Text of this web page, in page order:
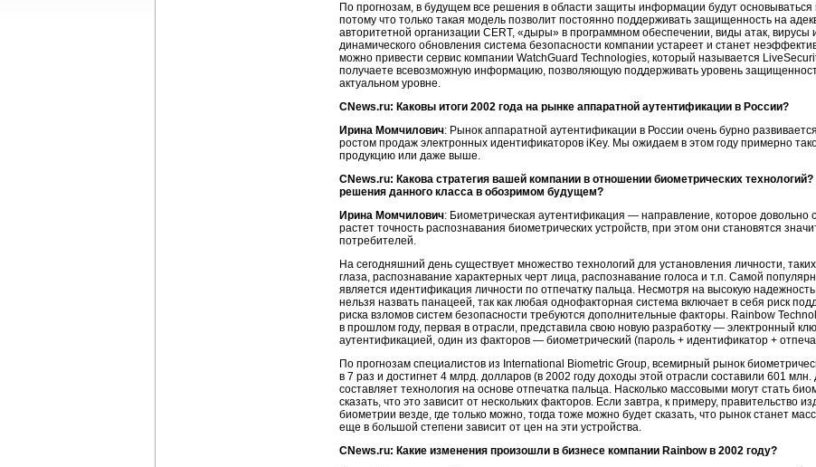
По прогнозам, в будущем все решения в области защиты информации будут
потому что только такая модель позволит постоянно поддерживать защищенность на
авторитетной организации CERT, «дыры» в программном обеспечении, виды атак,
динамического обновления система безопасности компании устареет и станет
можно привести сервис компании WatchGuard Technologies, который называется
получаете всевозможную информацию, позволяющую поддерживать уровень
актуальном уровне.
CNews.ru: Каковы итоги 2002 года на рынке аппаратной аутентификации в России?
Ирина Момчилович: Рынок аппаратной аутентификации в России очень бурно
ростом продаж электронных идентификаторов iKey. Мы ожидаем в этом году примерно
продукцию или даже выше.
CNews.ru: Какова стратегия вашей компании в отношении биометрических
решения данного класса в обозримом будущем?
Ирина Момчилович: Биометрическая аутентификация — направление, которое довольно
растет точность распознавания биометрических устройств, при этом они становятся
потребителей.
На сегодняшний день существует множество технологий для установления личности,
глаза, распознавание характерных черт лица, распознавание голоса и т.п. Самой
является идентификация личности по отпечатку пальца. Несмотря на высокую
нельзя назвать панацеей, так как любая однофакторная система включает в себя риск
риска взломов систем безопасности требуются дополнительные факторы. Rainbow
в прошлом году, первая в отрасли, представила свою новую разработку — электронный
аутентификацией, один из факторов — биометрический (пароль + идентификатор +
По прогнозам специалистов из International Biometric Group, всемирный рынок
в 7 раз и достигнет 4 млрд. долларов (в 2002 году доходы этой отрасли составили 601
составляет технология на основе отпечатка пальца. Насколько массовыми могут стать
сказать, что это зависит от нескольких факторов. Если завтра, к примеру, правительство
биометрии везде, где только можно, тогда тоже можно будет сказать, что рынок станет
еще в большой степени зависит от цен на эти устройства.
CNews.ru: Какие изменения произошли в бизнесе компании Rainbow в 2002 году?